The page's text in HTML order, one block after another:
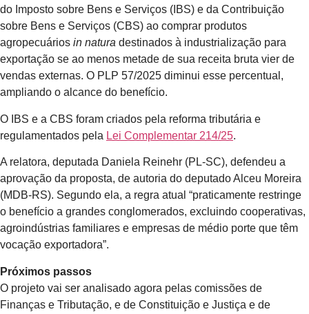
do Imposto sobre Bens e Serviços (IBS) e da Contribuição
sobre Bens e Serviços (CBS) ao comprar produtos
agropecuários in natura destinados à industrialização para
exportação se ao menos metade de sua receita bruta vier de
vendas externas. O PLP 57/2025 diminui esse percentual,
ampliando o alcance do benefício.
O IBS e a CBS foram criados pela reforma tributária e
regulamentados pela Lei Complementar 214/25.
A relatora, deputada Daniela Reinehr (PL-SC), defendeu a
aprovação da proposta, de autoria do deputado Alceu Moreira
(MDB-RS). Segundo ela, a regra atual “praticamente restringe
o benefício a grandes conglomerados, excluindo cooperativas,
agroindústrias familiares e empresas de médio porte que têm
vocação exportadora”.
Próximos passos
O projeto vai ser analisado agora pelas comissões de
Finanças e Tributação, e de Constituição e Justiça e de